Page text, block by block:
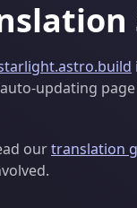
updating
ourtranslation